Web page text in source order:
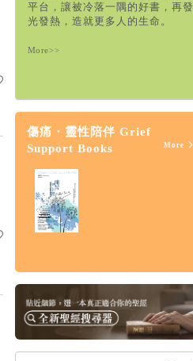
平台，讓被冷落一隅的好書，再發
光發熱，造就更多人的生命。
More>>
傷痛・靈性陪伴 Grief
Support Books
More
的苦難神學
HK$164 $173